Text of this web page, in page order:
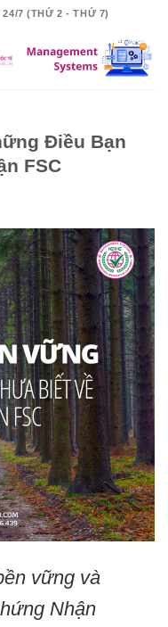
7 (THỨ 2 - THỨ 7)
Điều Bạn
FSC
vững và
Nhận